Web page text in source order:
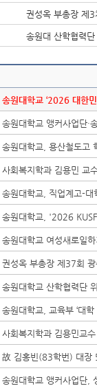
권성옥 부총장 제3
송원대 산학협력
송원대학교 ‘2026 대한
송원대학교 앵커사업단·
송원대학교, 용산철도고
사회복지학과 김용민 교
송원대학교, 직업계고-
송원대학교, '2026
송원대학교 여성새로일
권성옥 부총장 제37회
송원대학교 산학협력단
송원대학교, 교육부 ‘대
사회복지학과 김용민교
故 김홍빈(83학번) 대장
송원대학교 앵커사업단,